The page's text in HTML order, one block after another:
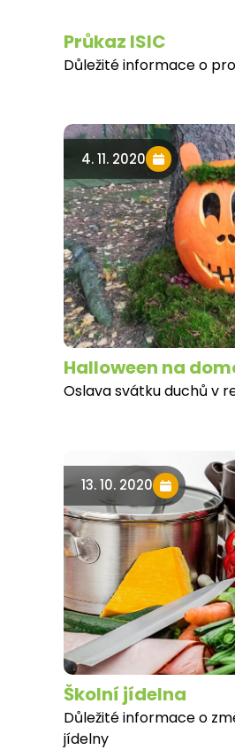
Průkaz ISIC
Důležité informace o
4. 11. 2020
Halloween na
Oslava svátku duchů v
13. 10. 2020
Školní jídelna
Důležité informace o
jídelny